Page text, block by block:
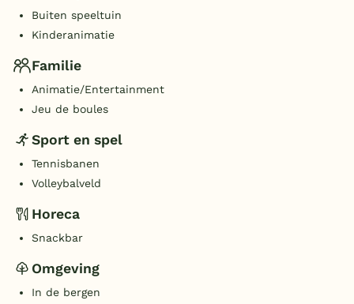
Buiten speeltuin
Kinderanimatie
Familie
Animatie/Entertainment
Jeu de boules
Sport en spel
Tennisbanen
Volleybalveld
Horeca
Snackbar
Omgeving
In de bergen